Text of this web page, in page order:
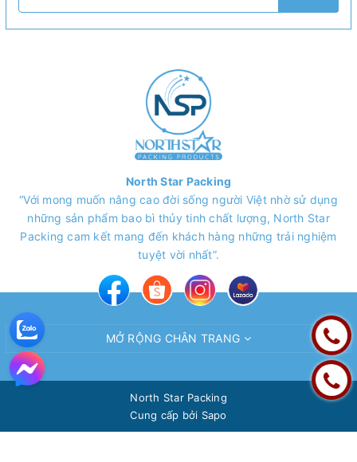
North Star Packing
“Với mong muốn nâng cao đời sống người Việt nhờ sử dụng
những sản phẩm bao bì thủy tinh chất lượng, North Star
Packing cam kết mang đến khách hàng những trải nghiệm
tuyệt vời nhất”.
MỞ RỘNG CHÂN TRANG
North Star Packing
Cung cấp bởi Sapo